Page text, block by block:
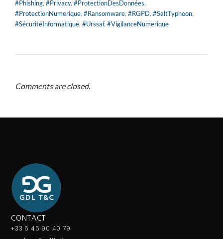
#Phishing, #Privacy, #ProtectionDesDonnées,
#ProtectionNumerique, #Ransomware, #RGPD, #SaltTyphoon,
#SécuritéInformatique, #Urssaf, #VigilanceNumerique
Comments are closed.
CONTACT
+33 6 45 90 40 79